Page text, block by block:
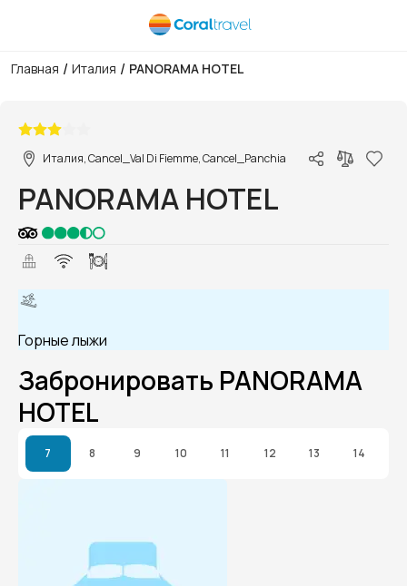
Главная / Италия / PANORAMA HOTEL
Италия, Cancel_Val Di Fiemme, Cancel_Panchia
PANORAMA HOTEL
Горные лыжи
Забронировать PANORAMA
HOTEL
7 8 9 10 11 12 13 14